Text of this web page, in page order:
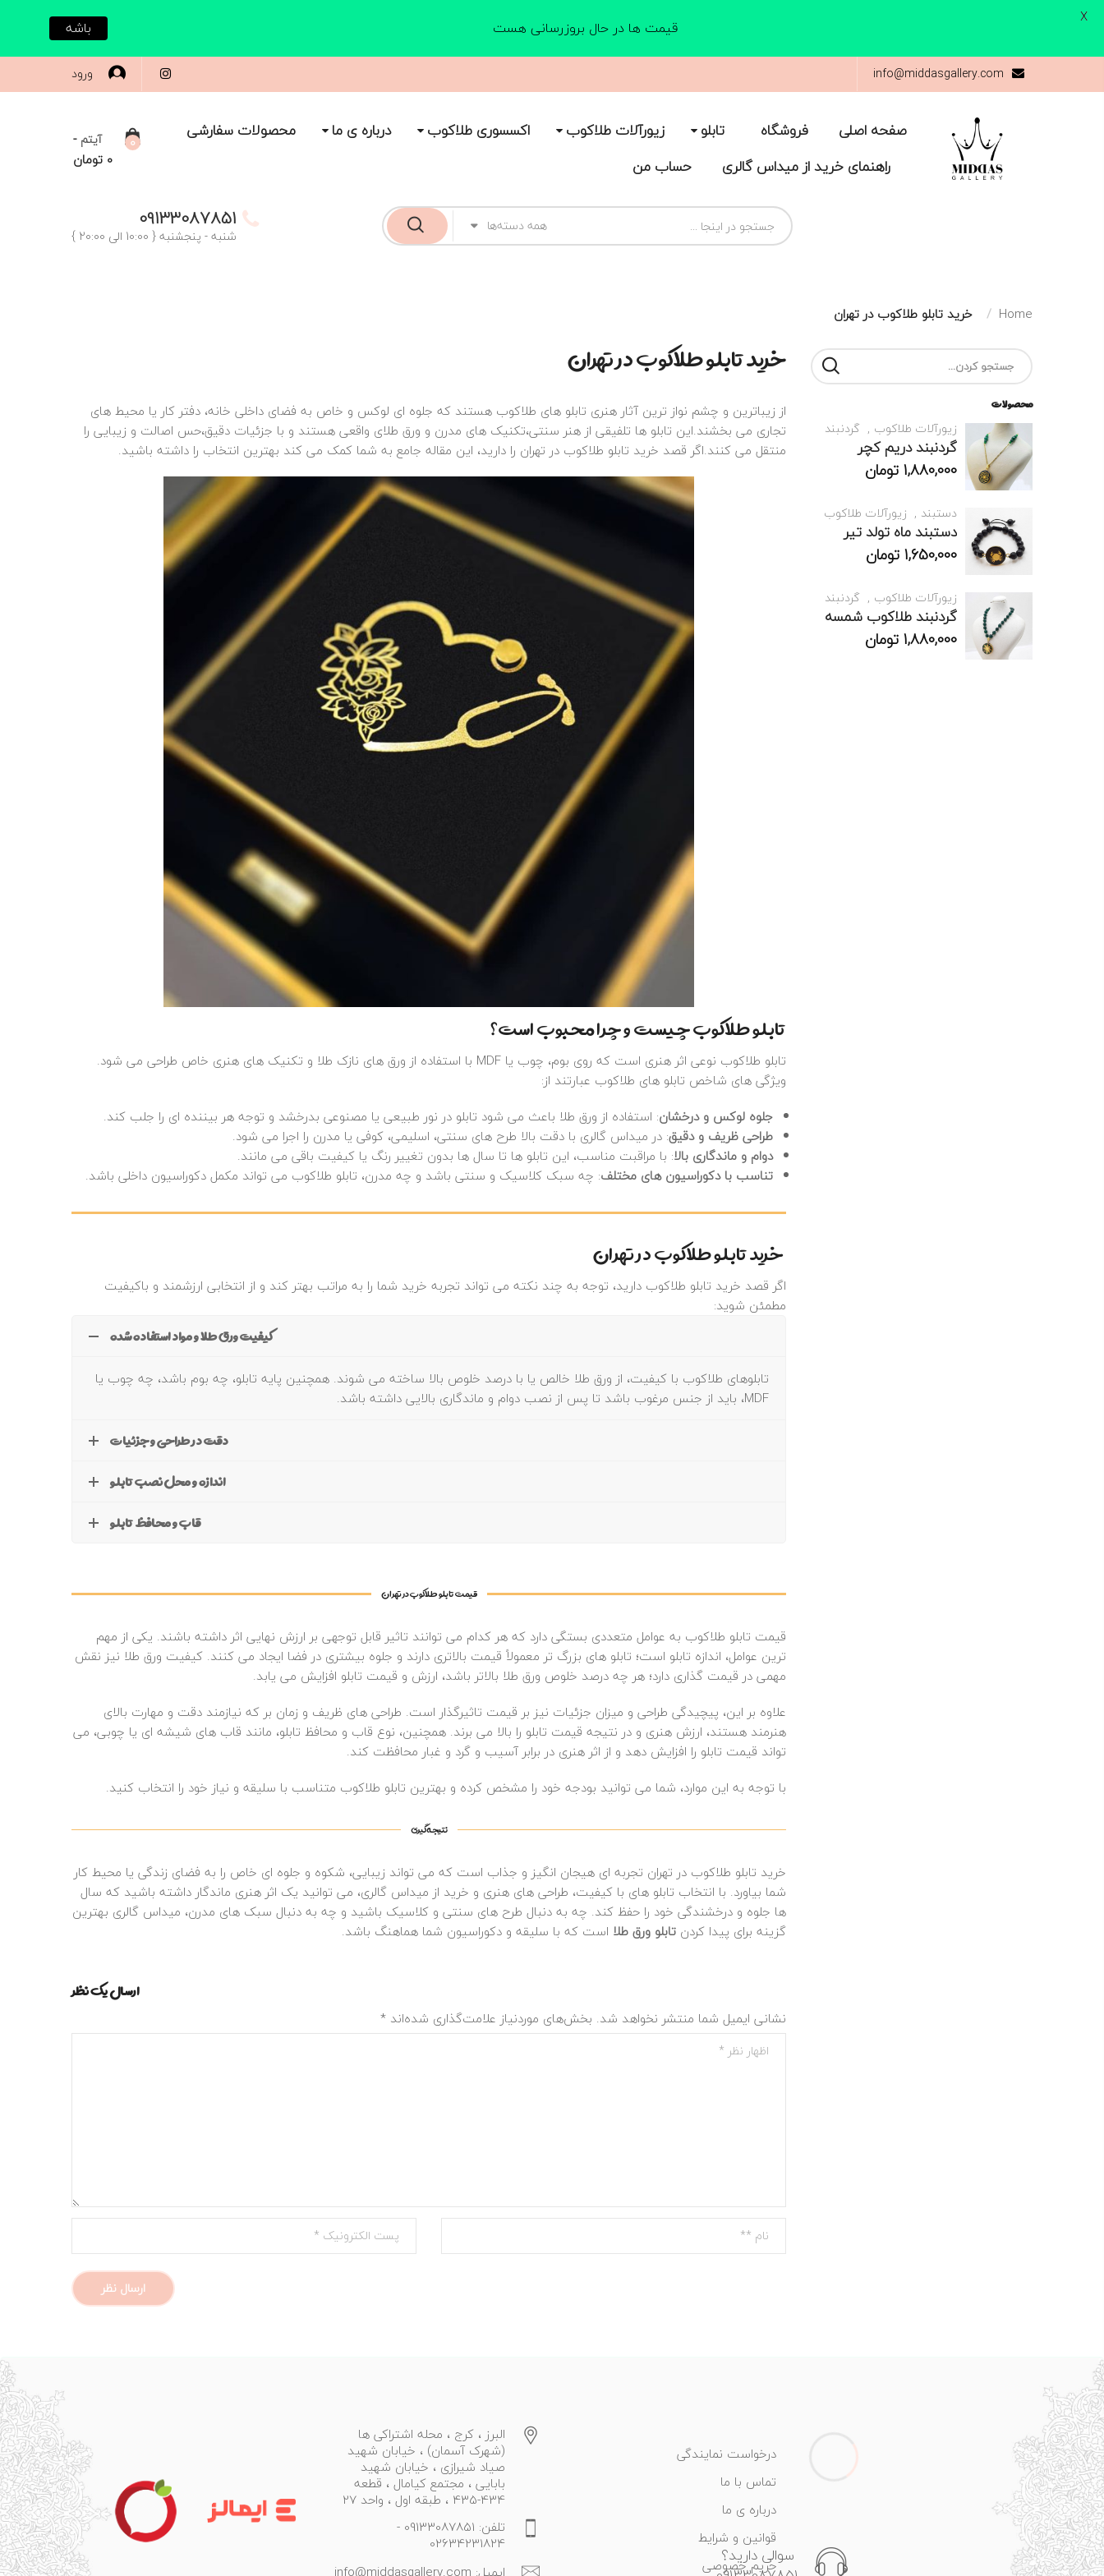
info@middasgallery.com ورود
صفحه اصلی فروشگاه تابلو زیورآلات طلاکوب اکسسوری طلاکوب درباره ی ما
محصولات سفارشی
راهنمای خرید از میداس گالری
حساب من
0 آیتم -
0 تومان
همه دسته‌ها 09133087851
شنبه - پنجشنبه { 10:00 الی 20:00 }
Home خرید تابلو طلاکوب در تهران
خرید تابلو طلاکوب در تهران
از زیباترین و چشم نواز ترین آثار هنری تابلو های طلاکوب هستند که جلوه‌ ای لوکس و خاص به فضای داخلی خانه، دفتر کار یا محیط‌ های
تجاری می بخشند.این تابلو ها تلفیقی از هنر سنتی،تکنیک‌ های مدرن و ورق طلای واقعی هستند و با جزئیات دقیق،حس اصالت و زیبایی را
منتقل می‌ کنند.اگر قصد خرید تابلو طلاکوب در تهران را دارید، این مقاله جامع به شما کمک می‌ کند بهترین انتخاب را داشته باشید.
تابلو طلاکوب چیست و چرا محبوب است؟
تابلو طلاکوب نوعی اثر هنری است که روی بوم، چوب یا MDF با استفاده از ورق‌ های نازک طلا و تکنیک‌ های هنری خاص طراحی می‌ شود.
ویژگی‌ های شاخص تابلو های طلاکوب عبارتند از:
جلوه لوکس و درخشان: استفاده از ورق طلا باعث می‌ شود تابلو در نور طبیعی یا مصنوعی بدرخشد و توجه هر بیننده‌ ای را جلب کند.
طراحی ظریف و دقیق: در میداس گالری با دقت بالا طرح‌ های سنتی، اسلیمی، کوفی یا مدرن را اجرا می‌ شود.
دوام و ماندگاری بالا: با مراقبت مناسب، این تابلو ها تا سال‌ ها بدون تغییر رنگ یا کیفیت باقی می‌ مانند.
تناسب با دکوراسیون‌ های مختلف: چه سبک کلاسیک و سنتی باشد و چه مدرن، تابلو طلاکوب می‌ تواند مکمل دکوراسیون داخلی باشد.
خرید تابلو طلاکوب در تهران
اگر قصد خرید تابلو طلاکوب دارید، توجه به چند نکته می‌ تواند تجربه خرید شما را به مراتب بهتر کند و از انتخابی ارزشمند و باکیفیت
مطمئن شوید:
کیفیت ورق طلا و مواد استفاده شده
تابلوهای طلاکوب با کیفیت، از ورق طلا خالص یا با درصد خلوص بالا ساخته می‌ شوند. همچنین پایه تابلو، چه بوم باشد، چه چوب یا
MDF، باید از جنس مرغوب باشد تا پس از نصب دوام و ماندگاری بالایی داشته باشد.
دقت در طراحی و جزئیات
اندازه و محل نصب تابلو
قاب و محافظ تابلو
قیمت تابلو طلاکوب در تهران
قیمت تابلو طلاکوب به عوامل متعددی بستگی دارد که هر کدام می‌ توانند تاثیر قابل توجهی بر ارزش نهایی اثر داشته باشند. یکی از مهم‌
ترین عوامل، اندازه تابلو است؛ تابلو های بزرگ‌ تر معمولاً قیمت بالاتری دارند و جلوه بیشتری در فضا ایجاد می‌ کنند. کیفیت ورق طلا نیز نقش
مهمی در قیمت‌ گذاری دارد؛ هر چه درصد خلوص ورق طلا بالاتر باشد، ارزش و قیمت تابلو افزایش می‌ یابد.
علاوه بر این، پیچیدگی طراحی و میزان جزئیات نیز بر قیمت تاثیرگذار است. طراحی‌ های ظریف و زمان‌ بر که نیازمند دقت و مهارت بالای
هنرمند هستند، ارزش هنری و در نتیجه قیمت تابلو را بالا می‌ برند. همچنین، نوع قاب و محافظ تابلو، مانند قاب‌ های شیشه‌ ای یا چوبی، می‌
تواند قیمت تابلو را افزایش دهد و از اثر هنری در برابر آسیب و گرد و غبار محافظت کند.
با توجه به این موارد، شما می‌ توانید بودجه خود را مشخص کرده و بهترین تابلو طلاکوب متناسب با سلیقه و نیاز خود را انتخاب کنید.
نتیجه گیری
خرید تابلو طلاکوب در تهران تجربه‌ ای هیجان‌ انگیز و جذاب است که می‌ تواند زیبایی، شکوه و جلوه‌ ای خاص را به فضای زندگی یا محیط کار
شما بیاورد. با انتخاب تابلو های با کیفیت، طراحی‌ های هنری و خرید از میداس گالری، می‌ توانید یک اثر هنری ماندگار داشته باشید که سال‌
ها جلوه و درخشندگی خود را حفظ کند. چه به دنبال طرح‌ های سنتی و کلاسیک باشید و چه به دنبال سبک‌ های مدرن، میداس گالری بهترین
گزینه برای پیدا کردن تابلو ورق طلا است که با سلیقه و دکوراسیون شما هماهنگ باشد.
ارسال یک نظر
نشانی ایمیل شما منتشر نخواهد شد. بخش‌های موردنیاز علامت‌گذاری شده‌اند *
محصولات
زیورآلات طلاکوب گردنبند
گردنبند دریم کچر
1,880,000تومان
دستبند زیورآلات طلاکوب
دستبند ماه تولد تیر
1,650,000تومان
زیورآلات طلاکوب گردنبند
گردنبند طلاکوب شمسه
1,880,000تومان
ایرانی تابلو فانتزی
نوشته
تابلو هیچ دوتایی –
3,500,000تومان
تابلو و ان یکاد افقی قهوه
42,500,000تومان
تابلو محصولات سفارشی
تابلو طلاکوب – چهره
چاپی روی ورق طلا- ابوعلی
سینا (سفارشی)
دستبند زیورآلات طلاکوب
دستبند طلاکوب تزئینی
کد 2120
1,560,000تومان
زیورآلات طلاکوب گردنبند
گردنبند زنجیری طلاکوب
تابلو
تابلو طلاکوب بسم الله
تومان
قیمت ها در حال بروزرسانی هست باشه X
سوالی دارید؟
درخواست نمایندگی
تماس با ما
درباره ی ما
قوانین و شرایط
حریم خصوصی
البرز ، کرج ، محله اشتراکی ها
(شهرک آسمان) ، خیابان شهید
صیاد شیرازی ، خیابان شهید
بابایی ، مجتمع کیامال ، قطعه
434-435 ، طبقه اول ، واحد 27
تلفن: 09133087851 -
02634231824
ایمیل: info@middasgallery.com